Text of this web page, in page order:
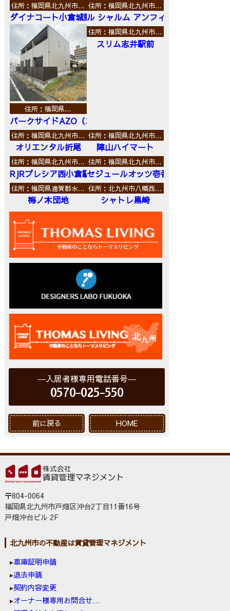
住所：福岡県北九州市…
ダイナコート小倉城野
住所：福岡県北九州市…
ル シャルム アンフィニ
住所：福岡県…
パークサイドAZO（エーゼットオー）
住所：福岡県北九州市…
スリム志井駅前
住所：福岡県北九州市…
オリエンタル折尾
住所：福岡県北九州市…
陣山ハイマート
住所：福岡県北九州市…
RJRプレシア西小倉駅前
住所：福岡県北九州市…
セジュールオッツ壱番館
住所：福岡県遠賀郡水…
梅ノ木団地
住所：北九州市八幡西…
シャトレ黒崎
入居者様専用電話番号
0570-025-550
前に戻る HOME
〒804-0064
福岡県北九州市戸畑区沖台2丁目11番16号
戸畑沖台ビル 2F
北九州市の不動産は賃貸管理マネジメント
車庫証明申請
退去申請
契約内容変更
オーナー様専用お問合せ窓口